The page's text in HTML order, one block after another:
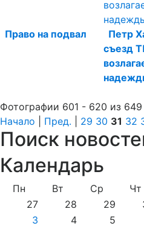
Право на подвал
Петр
съезд
Фотографии 601 - 620 из 649
Начало
Пред. 29 30 31 32
Поиск
Календарь
Пн Вт Ср Чт
27
28 29
3
4 5